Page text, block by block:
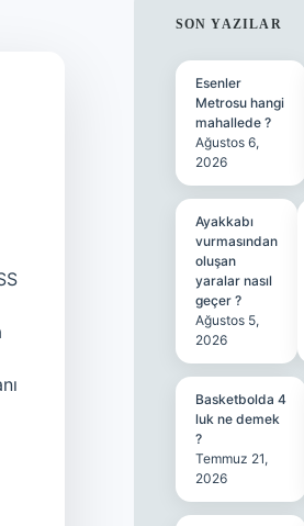
SON YAZILAR
Esenler
Metrosu hangi
mahallede ?
Ağustos 6,
2026
Ayakkabı
vurmasından
oluşan
yaralar nasıl
geçer ?
Ağustos 5,
2026
Basketbolda 4
luk ne demek
?
Temmuz 21,
2026